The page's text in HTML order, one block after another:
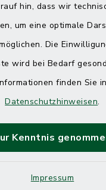
hin, dass wir
um eine optimale
Die
wird bei Bedarf
finden Sie
Datenschutzhinweisen.
Kenntnis
Impressum
Datenschutz
Impressum